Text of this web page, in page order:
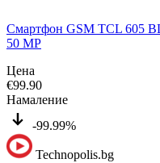
Смартфон GSM TCL 605
50 MP
Цена
€99.90
Намаление
-99.99%
Technopolis.bg